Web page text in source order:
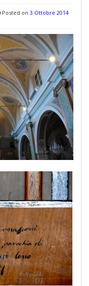
Posted on 3 Ottobre 2014